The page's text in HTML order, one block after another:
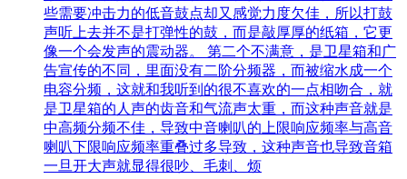
些需要冲击力的低音鼓点却又感觉力度欠佳，所以打鼓
声听上去并不是打弹性的鼓，而是敲厚厚的纸箱，它更
像一个会发声的震动器。 第二个不满意，是卫星箱和广
告宣传的不同，里面没有二阶分频器，而被缩水成一个
电容分频，这就和我听到的很不喜欢的一点相吻合，就
是卫星箱的人声的齿音和气流声太重，而这种声音就是
中高频分频不佳，导致中音喇叭的上限响应频率与高音
喇叭下限响应频率重叠过多导致，这种声音也导致音箱
一旦开大声就显得很吵、毛刺、烦